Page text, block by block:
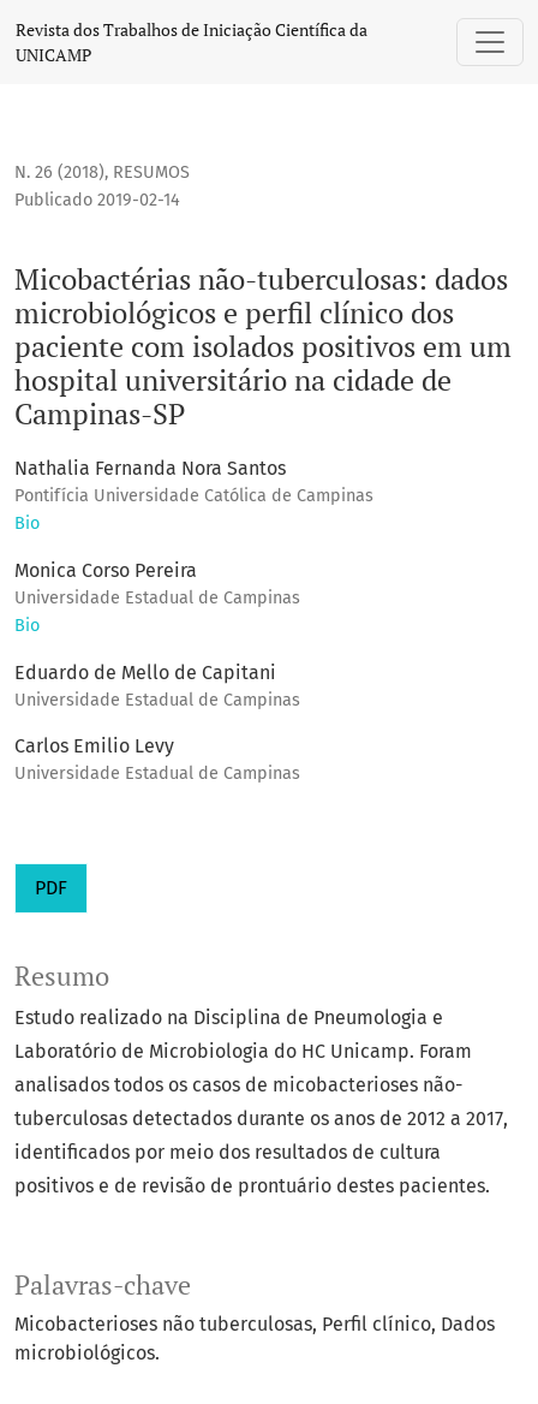
Micobactérias não-tuberculosas: dados microbiológicos
Revista dos Trabalhos de Iniciação Científica da
UNICAMP
N. 26 (2018), RESUMOS
Micobactérias não-tuberculosas: dados
microbiológicos e perfil clínico dos
paciente com isolados positivos em um
hospital universitário na cidade de
Campinas-SP
Publicado 2019-02-14
Nathalia Fernanda Nora Santos
Pontifícia Universidade Católica de Campinas
Bio
Monica Corso Pereira
Universidade Estadual de Campinas
Bio
Eduardo de Mello de Capitani
Universidade Estadual de Campinas
Carlos Emilio Levy
Universidade Estadual de Campinas
PDF
Palavras-chave
Micobacterioses não tuberculosas Perfil clínico Dados
microbiológicos.
Resumo
Estudo realizado na Disciplina de Pneumologia e
Laboratório de Microbiologia do HC Unicamp. Foram
analisados todos os casos de micobacterioses não-
tuberculosas detectados durante os anos de 2012 a 2017,
identificados por meio dos resultados de cultura
positivos e de revisão de prontuário destes pacientes.